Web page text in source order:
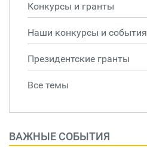
Конкурсы и гранты
Наши конкурсы и события
Президентские гранты
Все темы
ВАЖНЫЕ СОБЫТИЯ